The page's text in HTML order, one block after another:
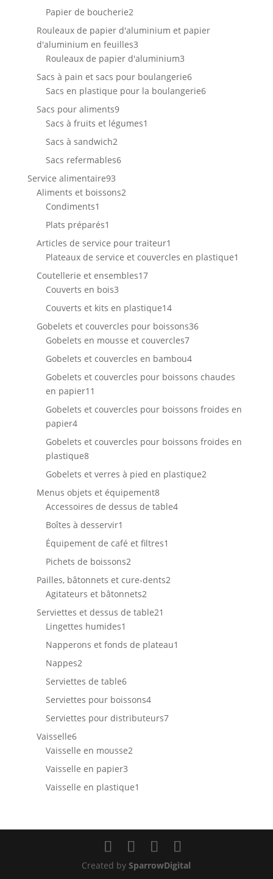
produit
Papier de boucherie22
produits
Rouleaux de papier d'aluminium et papier
d'aluminium en feuilles33
produits
Rouleaux de papier d'aluminium33
produits
Sacs à pain et sacs pour boulangerie66
produits
Sacs en plastique pour la boulangerie66
Sacs pour aliments99
produits
Sacs à fruits et légumes1
Sacs à sandwich22
produits
Sacs refermables66
Service alimentaire9393
produits
Aliments et boissons22
Condiments1
produit
Plats préparés1
produit
Articles de service pour traiteur1
produit
Plateaux de service et couvercles en plastique1
Coutellerie et ensembles1717
Couverts en bois33
produits
Couverts et kits en plastique1414
produits
Gobelets et couvercles pour boissons3636
Gobelets en mousse et couvercles77
produits
Gobelets et couvercles en bambou44
produits
Gobelets et couvercles pour boissons chaudes
en papier11
produits
Gobelets et couvercles pour boissons froides en
papier44
produits
Gobelets et couvercles pour boissons froides en
plastique88
produits
Gobelets et verres à pied en plastique22
Menus objets et équipement88
produits
Accessoires de dessus de table44
Boîtes à desservir1
produit
Équipement de café et filtres1
Pichets de boissons22
produits
Pailles, bâtonnets et cure-dents22
Agitateurs et bâtonnets22
produits
Serviettes et dessus de table21
Lingettes humides1
produit
Napperons et fonds de plateau1
Nappes22
produits
Serviettes de table66
produits
Serviettes pour boissons44
produits
Serviettes pour distributeurs77
Vaisselle66
produits
Vaisselle en mousse22
Vaisselle en papier33
produits
Vaisselle en plastique1
Created bySparrowDigital